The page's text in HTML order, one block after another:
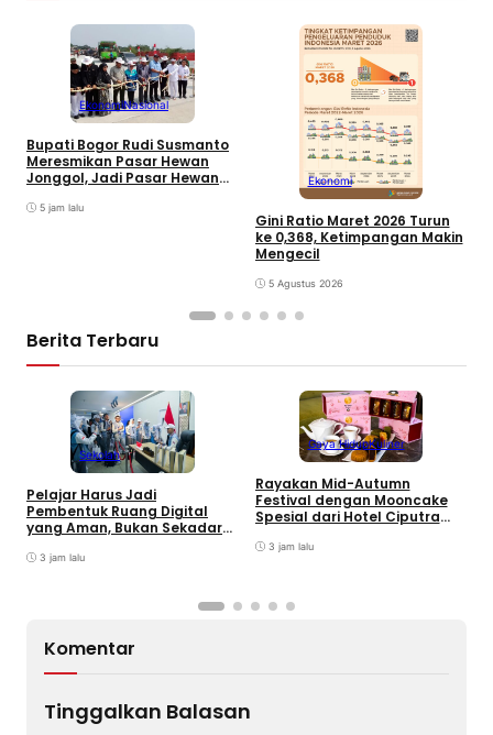
EkonomiNasional
Bupati Bogor Rudi Susmanto
Meresmikan Pasar Hewan
Jonggol, Jadi Pasar Hewan
5 jam lalu
Ekonomi
Gini Ratio Maret 2026 Turun
ke 0,368, Ketimpangan Makin
Mengecil
5 Agustus 2026
Berita Terbaru
Sekolah
Pelajar Harus Jadi
Pembentuk Ruang Digital
yang Aman, Bukan Sekadar
3 jam lalu
Gaya HidupKuliner
Rayakan Mid-Autumn
Festival dengan Mooncake
Spesial dari Hotel Ciputra
3 jam lalu
Komentar
Tinggalkan Balasan